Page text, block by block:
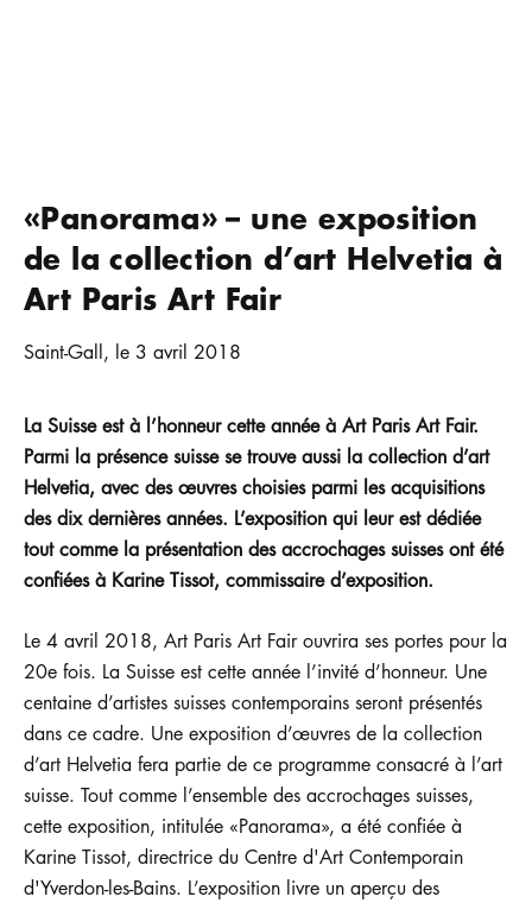
«Panorama» – une exposition
de la collection d’art Helvetia à
Art Paris Art Fair
Saint-Gall, le 3 avril 2018
La Suisse est à l’honneur cette année à Art Paris Art Fair.
Parmi la présence suisse se trouve aussi la collection d’art
Helvetia, avec des œuvres choisies parmi les acquisitions
des dix dernières années. L’exposition qui leur est dédiée
tout comme la présentation des accrochages suisses ont été
confiées à Karine Tissot, commissaire d’exposition.
Le 4 avril 2018, Art Paris Art Fair ouvrira ses portes pour la
20e fois. La Suisse est cette année l’invité d’honneur. Une
centaine d’artistes suisses contemporains seront présentés
dans ce cadre. Une exposition d’œuvres de la collection
d’art Helvetia fera partie de ce programme consacré à l’art
suisse. Tout comme l’ensemble des accrochages suisses,
cette exposition, intitulée «Panorama», a été confiée à
Karine Tissot, directrice du Centre d'Art Contemporain
d'Yverdon-les-Bains. L’exposition livre un aperçu des